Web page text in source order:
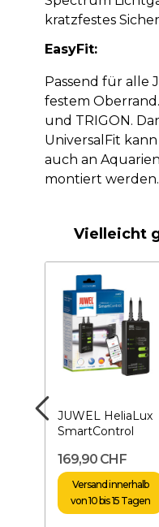
kratzfestes
EasyFit:
Passend für alle
festem Oberrand.
und TRIGON.
UniversalFit
auch an
montiert werden.
Vielleicht
JUWEL HeliaLux
SmartControl
169,90 CHF
Versand innerhalb
von 10 bis 15 Tagen